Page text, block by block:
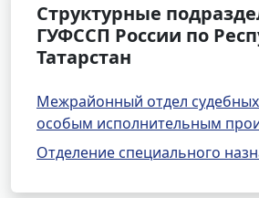
Структурные
ГУФССП России по
Татарстан
Межрайонный отдел
особым исполнительным
Отделение специального